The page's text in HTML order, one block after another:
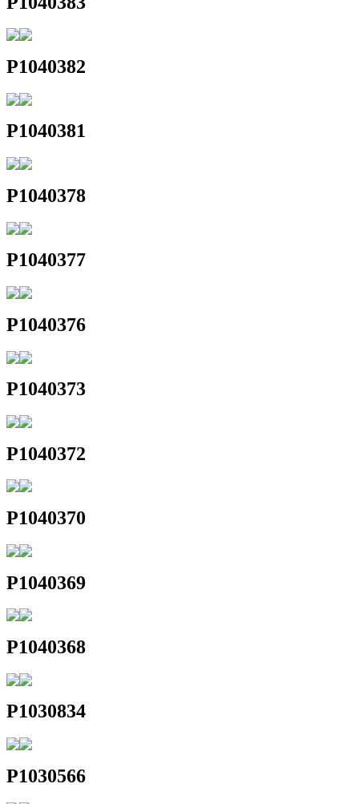
P1040382
P1040381
P1040378
P1040377
P1040376
P1040373
P1040372
P1040370
P1040369
P1040368
P1030834
P1030566